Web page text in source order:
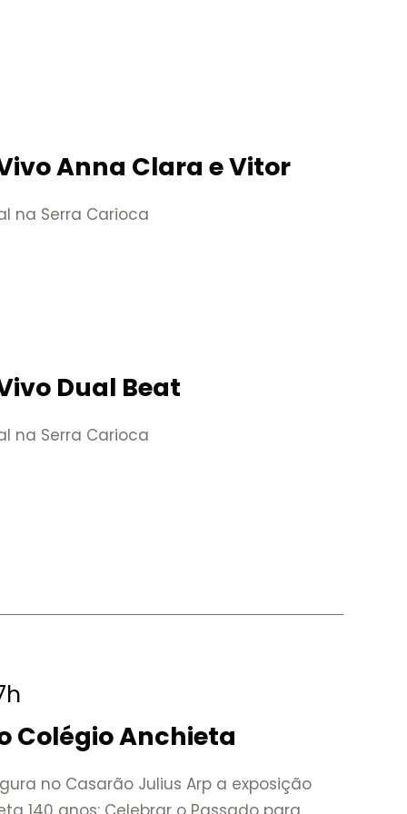
Anna Clara e Vitor
na Serra Carioca
Dual Beat
na Serra Carioca
Colégio Anchieta
no Casarão Julius Arp a exposição